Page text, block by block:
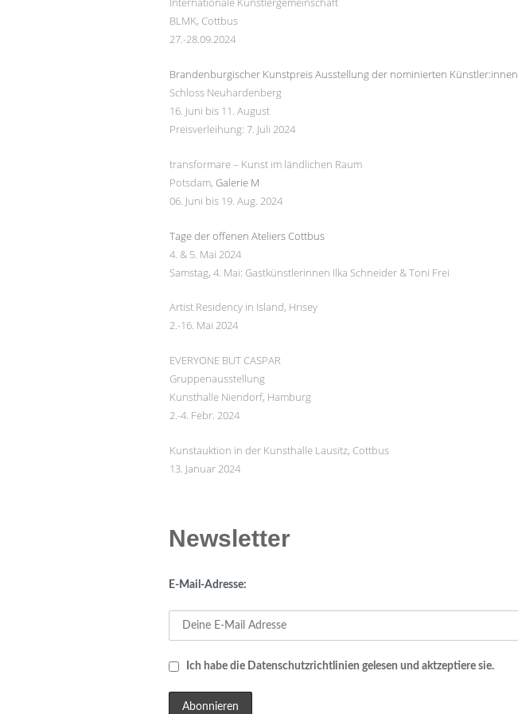
BLMK, Cottbus
27.-28.09.2024
Brandenburgischer Kunstpreis Ausstellung der nominierten Künstler:innen
Schloss Neuhardenberg
16. Juni bis 11. August
Preisverleihung: 7. Juli 2024
transformare – Kunst im ländlichen Raum
Potsdam,Galerie M
06. Juni bis 19. Aug. 2024
Tage der offenen Ateliers Cottbus
4. & 5. Mai 2024
Samstag, 4. Mai: Gastkünstlerinnen Ilka Schneider & Toni Frei
Artist Residency in Island, Hrisey
2.-16. Mai 2024
EVERYONE BUT CASPAR
Gruppenausstellung
Kunsthalle Niendorf, Hamburg
2.-4. Febr. 2024
Kunstauktion in der Kunsthalle Lausitz, Cottbus
13. Januar 2024
Newsletter
E-Mail-Adresse:
Ich habe die Datenschutzrichtlinien gelesen und aktzeptiere sie.